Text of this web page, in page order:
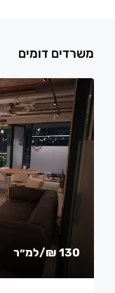
משרדים דומים
130 ₪ /למ״ר